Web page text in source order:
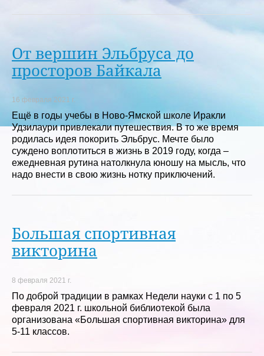
От вершин Эльбруса до
просторов Байкала
16 февраля 2021 г.
Ещё в годы учебы в Ново-Ямской школе Иракли
Удзилаури привлекали путешествия. В то же время
родилась идея покорить Эльбрус. Мечте было
суждено воплотиться в жизнь в 2019 году, когда –
ежедневная рутина натолкнула юношу на мысль, что
надо внести в свою жизнь нотку приключений.
Большая спортивная
викторина
8 февраля 2021 г.
По доброй традиции в рамках Недели науки с 1 по 5
февраля 2021 г. школьной библиотекой была
организована «Большая спортивная викторина» для
5-11 классов.